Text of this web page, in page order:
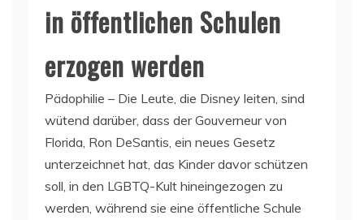
in öffentlichen Schulen
erzogen werden
Pädophilie – Die Leute, die Disney leiten, sind
wütend darüber, dass der Gouverneur von
Florida, Ron DeSantis, ein neues Gesetz
unterzeichnet hat, das Kinder davor schützen
soll, in den LGBTQ-Kult hineingezogen zu
werden, während sie eine öffentliche Schule